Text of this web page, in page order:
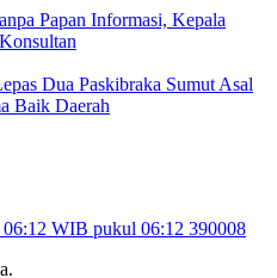
Papan Informasi, Kepala
Dua Paskibraka Sumut Asal
Baik Daerah
WIB pukul 06:12 390008